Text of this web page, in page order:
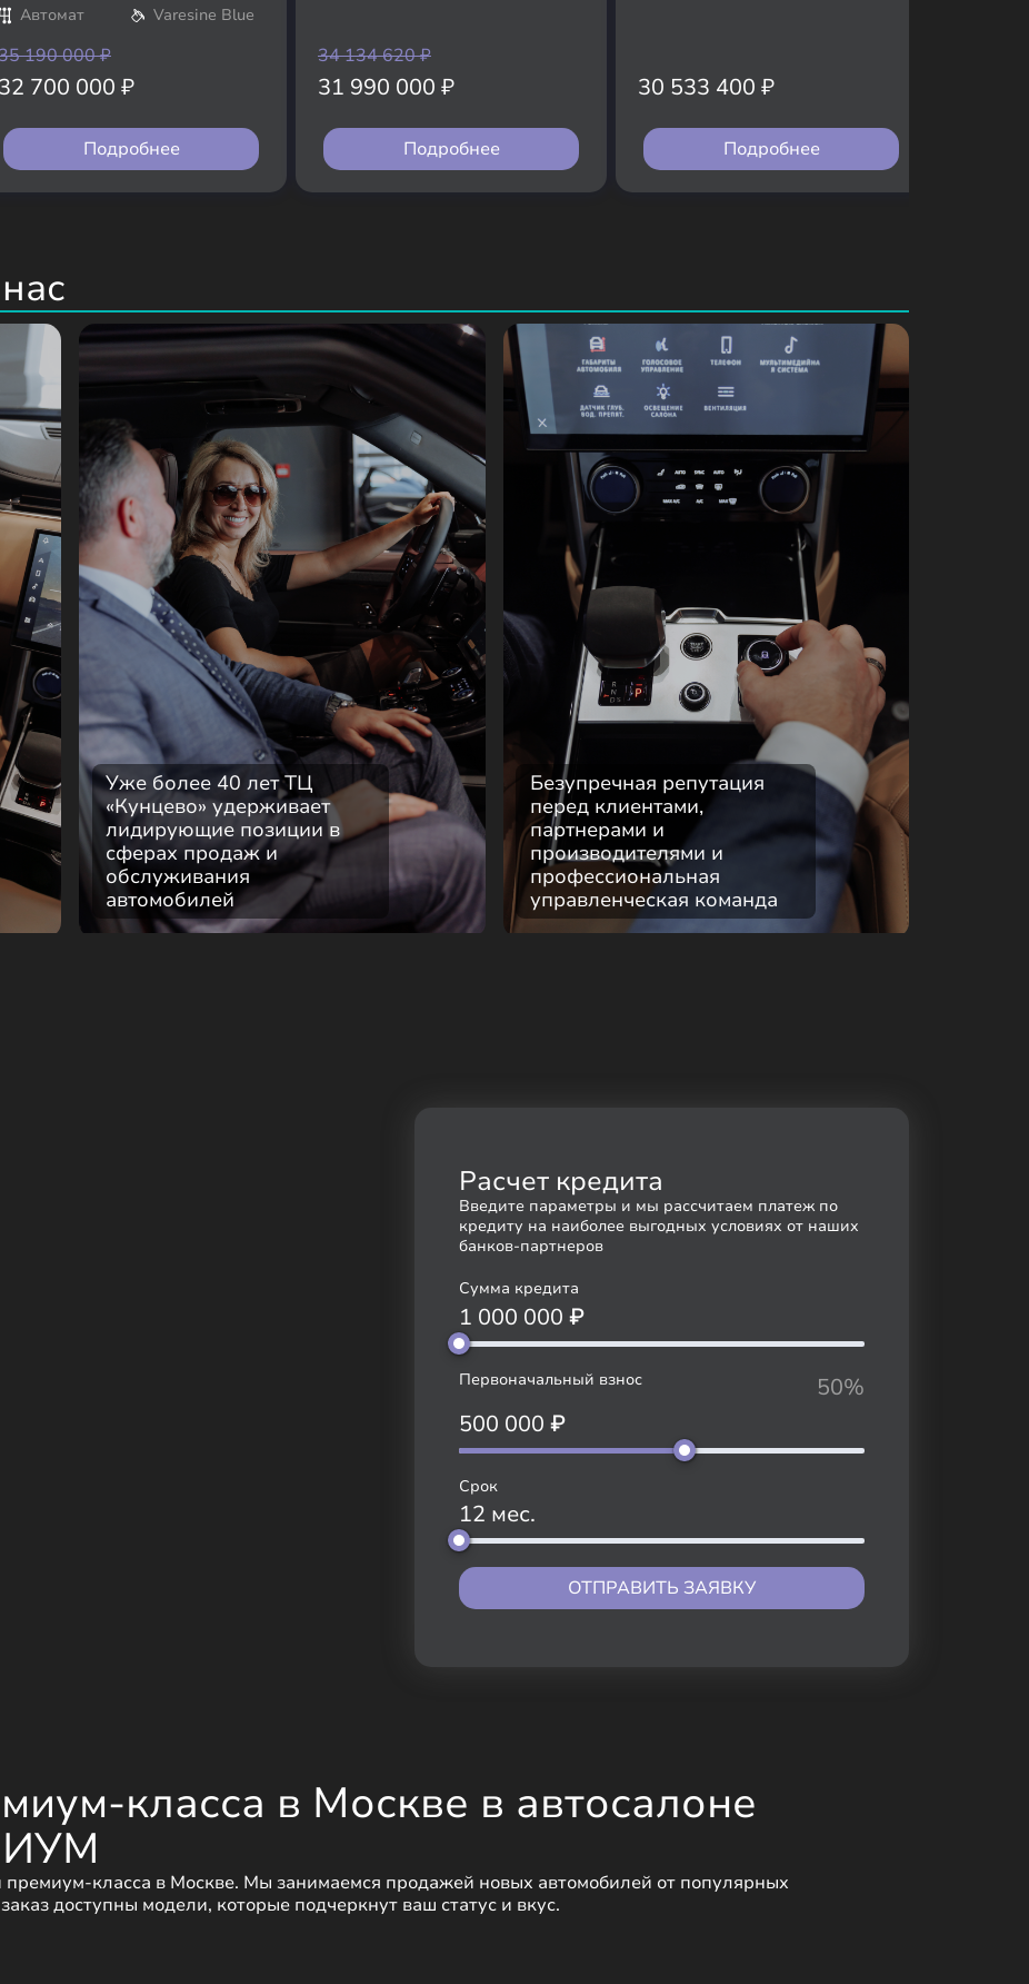
Автомат
Varesine Blue
190 000₽
32 700 000 ₽
Подробнее
34 134 620₽
31 990 000 ₽
Подробнее
30 533 400 ₽
Подробнее
Уже более 40 лет ТЦ
«Кунцево» удерживает
лидирующие позиции в
сферах продаж и
обслуживания
автомобилей
Безупречная репутация
перед клиентами,
партнерами и
производителями и
профессиональная
управленческая команда
Введите параметры и мы рассчитаем платеж по
кредиту на наиболее выгодных условиях от наших
банков-партнеров
Сумма кредита
1 000 000 ₽
Первоначальный взнос
50%
500 000 ₽
Срок
12 мес.
ОТПРАВИТЬ ЗАЯВКУ
класса в Москве в автосалоне
премиум-класса в Москве. Мы занимаемся продажей новых автомобилей от популярных
доступны модели, которые подчеркнут ваш статус и вкус.